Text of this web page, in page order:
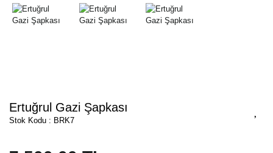
Ertuğrul Gazi Şapkası
Stok Kodu : BRK7